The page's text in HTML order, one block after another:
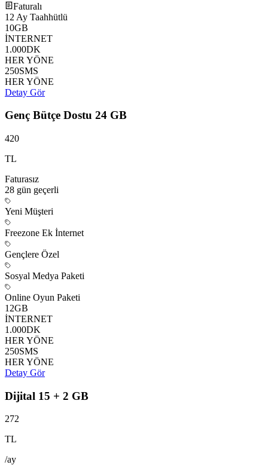
Faturalı
12 Ay Taahhütlü
10GB
İNTERNET
1.000DK
HER YÖNE
250SMS
HER YÖNE
Detay Gör
Genç Bütçe Dostu 24 GB
420
TL
Faturasız
28 gün geçerli
Yeni Müşteri
Freezone Ek İnternet
Gençlere Özel
Sosyal Medya Paketi
Online Oyun Paketi
12GB
İNTERNET
1.000DK
HER YÖNE
250SMS
HER YÖNE
Detay Gör
Dijital 15 + 2 GB
272
TL
/ay